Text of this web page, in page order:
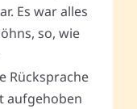
Es war alles
so, wie
Rücksprache
aufgehoben